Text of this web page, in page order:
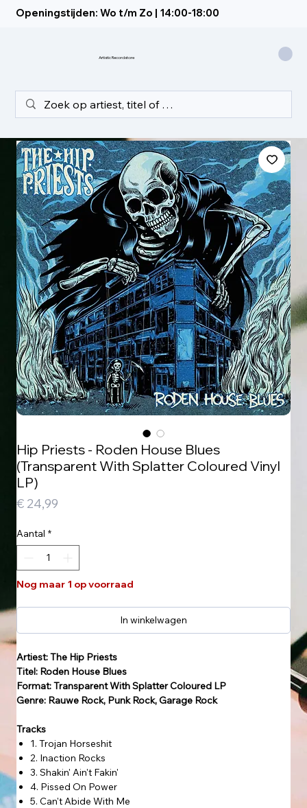
Openingstijden: Wo t/m Zo | 14:00-18:00
Artistic Recordstore
Hip Priests - Roden House Blues
(Transparent With Splatter Coloured Vinyl
LP)
€ 24,99
Aantal *
Nog maar 1 op voorraad
In winkelwagen
Artiest: The Hip Priests
Titel: Roden House Blues
Format: Transparent With Splatter Coloured LP
Genre: Rauwe Rock, Punk Rock, Garage Rock
Tracks
1. Trojan Horseshit
2. Inaction Rocks
3. Shakin' Ain't Fakin'
4. Pissed On Power
5. Can't Abide With Me